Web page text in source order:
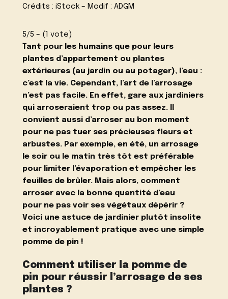
Crédits : iStock – Modif : ADGM
5/5 – (1 vote)
Tant pour les humains que pour leurs
plantes d’appartement ou plantes
extérieures (au jardin ou au potager), l’eau :
c’est la vie. Cependant, l’art de l’arrosage
n’est pas facile. En effet, gare aux jardiniers
qui arroseraient trop ou pas assez. Il
convient aussi d’arroser au bon moment
pour ne pas tuer ses précieuses fleurs et
arbustes. Par exemple, en été, un arrosage
le soir ou le matin très tôt est préférable
pour limiter l’évaporation et empêcher les
feuilles de brûler. Mais alors, comment
arroser avec la bonne quantité d’eau
pour ne pas voir ses végétaux dépérir ?
Voici une astuce de jardinier plutôt insolite
et incroyablement pratique avec une simple
pomme de pin !
Comment utiliser la pomme de
pin pour réussir l’arrosage de ses
plantes ?